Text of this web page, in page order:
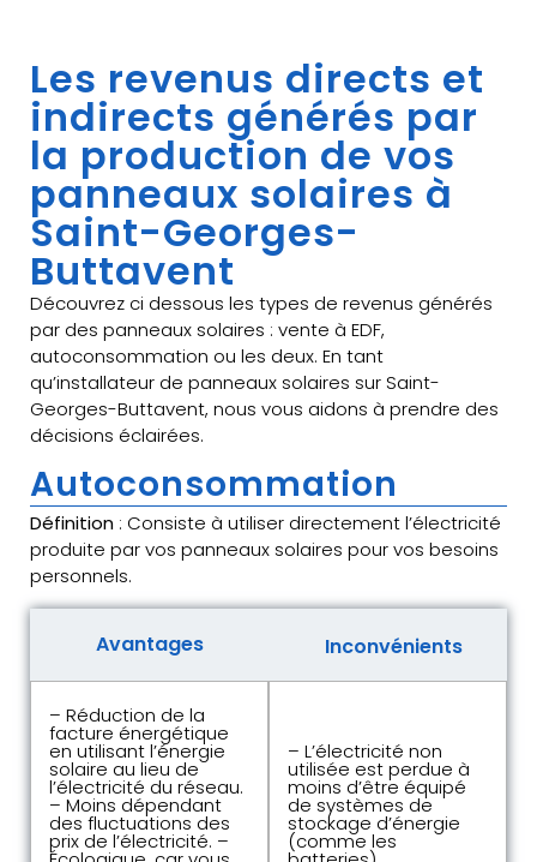
Les revenus directs et
indirects générés par
la production de vos
panneaux solaires à
Saint-Georges-
Buttavent
Découvrez ci dessous les types de revenus générés
par des panneaux solaires : vente à EDF,
autoconsommation ou les deux. En tant
qu’installateur de panneaux solaires sur Saint-
Georges-Buttavent, nous vous aidons à prendre des
décisions éclairées.
Autoconsommation
Définition : Consiste à utiliser directement l’électricité
produite par vos panneaux solaires pour vos besoins
personnels.
Avantages Inconvénients
– Réduction de la
facture énergétique
en utilisant l’énergie
solaire au lieu de
l’électricité du réseau.
– Moins dépendant
des fluctuations des
prix de l’électricité. –
– L’électricité non
utilisée est perdue à
moins d’être équipé
de systèmes de
stockage d’énergie
(comme les